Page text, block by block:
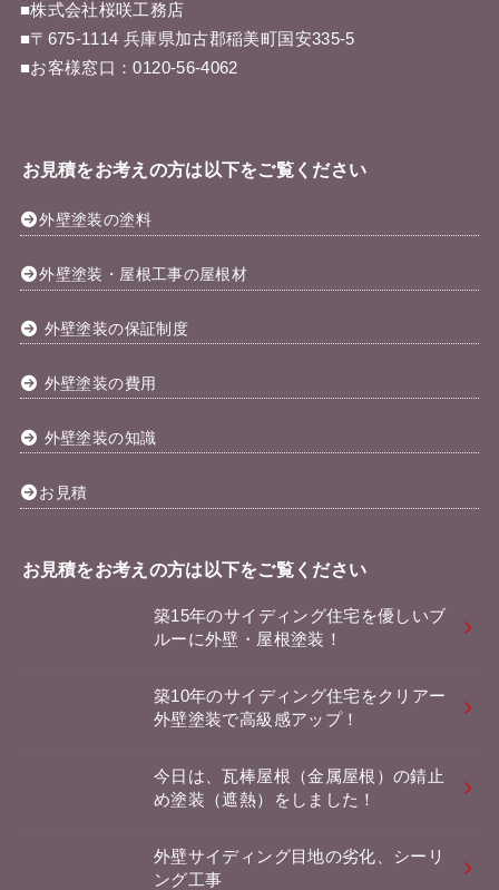
■株式会社桜咲工務店
■〒675-1114 兵庫県加古郡稲美町国安335-5
■お客様窓口：0120-56-4062
お見積をお考えの方は以下をご覧ください
外壁塗装の塗料
外壁塗装・屋根工事の屋根材
外壁塗装の保証制度
外壁塗装の費用
外壁塗装の知識
お見積
お見積をお考えの方は以下をご覧ください
築15年のサイディング住宅を優しいブ
ルーに外壁・屋根塗装！
築10年のサイディング住宅をクリアー
外壁塗装で高級感アップ！
今日は、瓦棒屋根（金属屋根）の錆止
め塗装（遮熱）をしました！
外壁サイディング目地の劣化、シーリ
ング工事